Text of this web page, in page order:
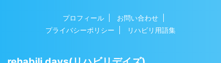
プロフィール
お問い合わせ
プライバシーポリシー
リハビリ用語集